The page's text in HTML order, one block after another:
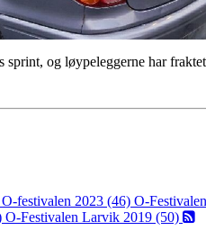
sprint, og løypeleggerne har fraktet
O-festivalen 2023 (46) O-Festivalen
O-Festivalen Larvik 2019 (50)